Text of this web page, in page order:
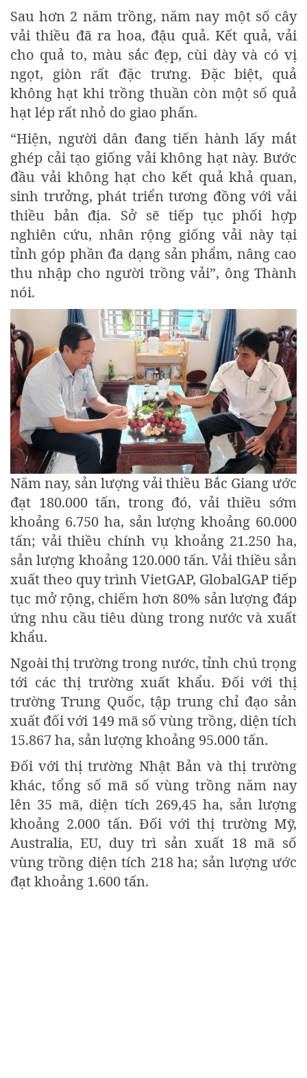
Sau hơn 2 năm trồng, năm nay một số cây
vải thiều đã ra hoa, đậu quả. Kết quả, vải
cho quả to, màu sắc đẹp, cùi dày và có vị
ngọt, giòn rất đặc trưng. Đặc biệt, quả
không hạt khi trồng thuần còn một số quả
hạt lép rất nhỏ do giao phấn.
“Hiện, người dân đang tiến hành lấy mắt
ghép cải tạo giống vải không hạt này. Bước
đầu vải không hạt cho kết quả khả quan,
sinh trưởng, phát triển tương đồng với vải
thiều bản địa. Sở sẽ tiếp tục phối hợp
nghiên cứu, nhân rộng giống vải này tại
tỉnh góp phần đa dạng sản phẩm, nâng cao
thu nhập cho người trồng vải”, ông Thành
nói.
Năm nay, sản lượng vải thiều Bắc Giang ước
đạt 180.000 tấn, trong đó, vải thiều sớm
khoảng 6.750 ha, sản lượng khoảng 60.000
tấn; vải thiều chính vụ khoảng 21.250 ha,
sản lượng khoảng 120.000 tấn. Vải thiều sản
xuất theo quy trình VietGAP, GlobalGAP tiếp
tục mở rộng, chiếm hơn 80% sản lượng đáp
ứng nhu cầu tiêu dùng trong nước và xuất
khẩu.
Ngoài thị trường trong nước, tỉnh chú trọng
tới các thị trường xuất khẩu. Đối với thị
trường Trung Quốc, tập trung chỉ đạo sản
xuất đối với 149 mã số vùng trồng, diện tích
15.867 ha, sản lượng khoảng 95.000 tấn.
Đối với thị trường Nhật Bản và thị trường
khác, tổng số mã số vùng trồng năm nay
lên 35 mã, diện tích 269,45 ha, sản lượng
khoảng 2.000 tấn. Đối với thị trường Mỹ,
Australia, EU, duy trì sản xuất 18 mã số
vùng trồng diện tích 218 ha; sản lượng ước
đạt khoảng 1.600 tấn.